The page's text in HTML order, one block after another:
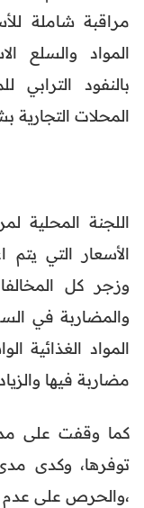
مراقبة شاملة
المواد والسلع
بالنفود
المحلات
اللجنة المحلية
الأسعار التي
وزجر كل
والمضاربة في
المواد الغذائية
مضاربة فيها
كما وقفت على
توفرها، وكدى
،والحرص على عدم